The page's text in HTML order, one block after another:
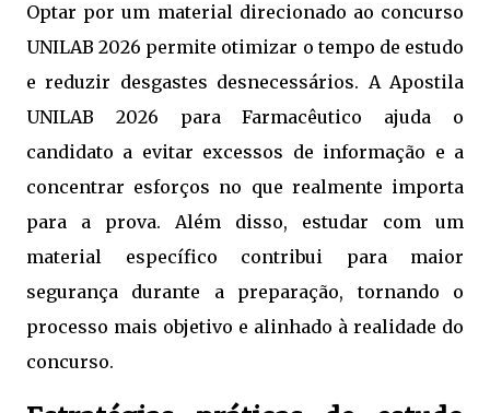
Optar por um material direcionado ao concurso
UNILAB 2026 permite otimizar o tempo de estudo
e reduzir desgastes desnecessários. A Apostila
UNILAB 2026 para Farmacêutico ajuda o
candidato a evitar excessos de informação e a
concentrar esforços no que realmente importa
para a prova. Além disso, estudar com um
material específico contribui para maior
segurança durante a preparação, tornando o
processo mais objetivo e alinhado à realidade do
concurso.